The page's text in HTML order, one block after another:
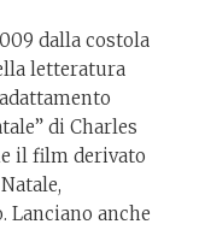
dalla costola
letteratura
di Charles
il film derivato
Lanciano anche